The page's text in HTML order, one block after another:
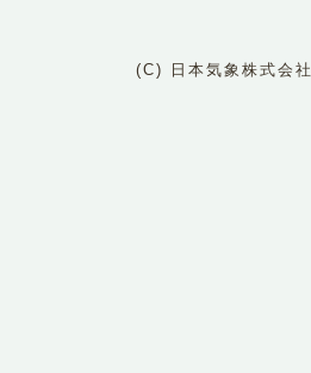
(C) 日本気象株式会社